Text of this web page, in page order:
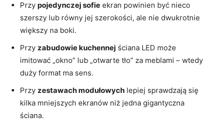
Przy pojedynczej sofie ekran powinien być nieco
szerszy lub równy jej szerokości, ale nie dwukrotnie
większy na boki.
Przy zabudowie kuchennej ściana LED może
imitować „okno” lub „otwarte tło” za meblami – wtedy
duży format ma sens.
Przy zestawach modułowych lepiej sprawdzają się
kilka mniejszych ekranów niż jedna gigantyczna
ściana.